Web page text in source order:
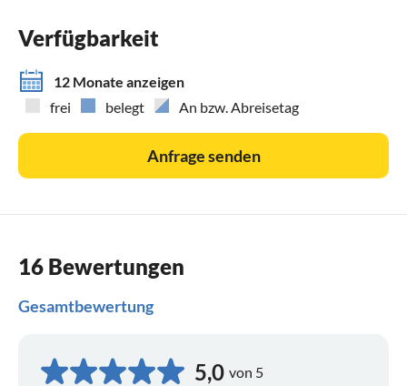
Verfügbarkeit
12 Monate anzeigen
frei
belegt An bzw. Abreisetag
Anfrage senden
16 Bewertungen
Gesamtbewertung
5,0 von 5